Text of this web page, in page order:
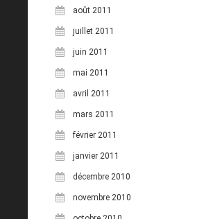
août 2011
juillet 2011
juin 2011
mai 2011
avril 2011
mars 2011
février 2011
janvier 2011
décembre 2010
novembre 2010